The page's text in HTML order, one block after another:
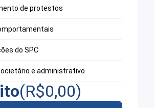
de protestos
do SPC
e administrativo
(R$0,00)